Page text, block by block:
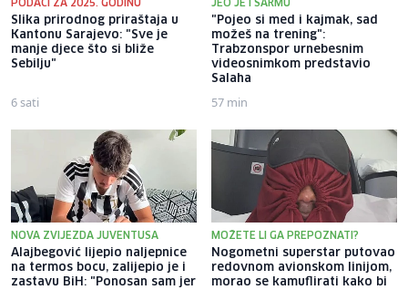
PODACI ZA 2025. GODINU
Slika prirodnog priraštaja u
Kantonu Sarajevo: "Sve je
manje djece što si bliže
Sebilju"
6 sati
JEO JE I SARMU
"Pojeo si med i kajmak, sad
možeš na trening":
Trabzonspor urnebesnim
videosnimkom predstavio
Salaha
57 min
NOVA ZVIJEZDA JUVENTUSA
Alajbegović lijepio naljepnice
na termos bocu, zalijepio je i
zastavu BiH: "Ponosan sam jer
MOŽETE LI GA PREPOZNATI?
Nogometni superstar putovao
redovnom avionskom linijom,
morao se kamuflirati kako bi